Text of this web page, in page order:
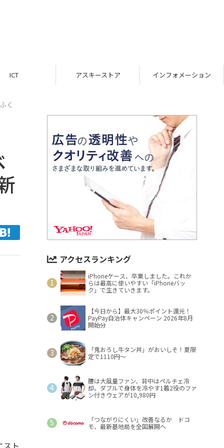
ICT アスキーストア インフォメーション
く
スト
アクセスランキング
iPhoneケース、卒業しました。これか
らは最高に使いやすい「iPhoneバッ
ク」で生きていきます。
【今日から】最大30％ポイント還元！
PayPay自治体キャンペーン 2026年8月
開始分
「鬼おろし牛タン丼」がおいしそ！夏限
定で1110円～
腰は大風量ファン、背中はペルチェ冷
却。ダブルで身体を冷やす1着2役のファ
ン付きウェアが10,980円
「つながりにくい」改善なるか ドコ
モ、最新基地局を全国展開へ